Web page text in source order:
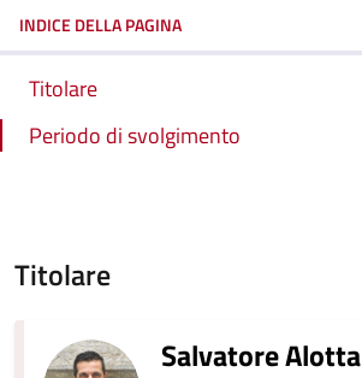
INDICE DELLA PAGINA
Titolare
Periodo di svolgimento
Titolare
Salvatore Alotta